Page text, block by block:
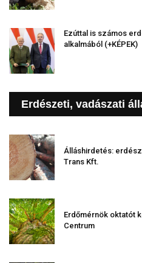
Ezúttal is számos
alkalmából (+KÉPEK)
Erdészeti, vadászati
Álláshirdetés:
Trans Kft.
Erdőmérnök oktatót
Centrum